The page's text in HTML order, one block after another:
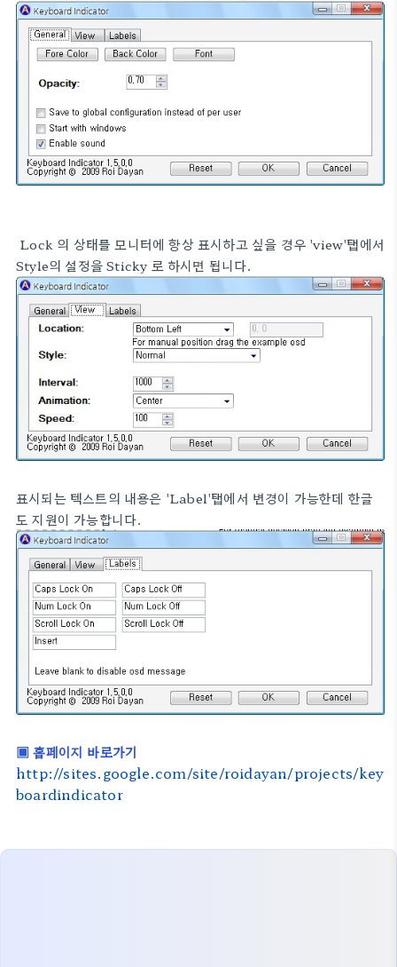
Lock 의 상태를 모니터에 항상 표시하고 싶을 경우 'view'탭에서
Style의 설정을 Sticky 로 하시면 됩니다.
표시되는 텍스트의 내용은 'Label'탭에서 변경이 가능한데 한글
도 지원이 가능합니다.
▣ 홈페이지 바로가기
http://sites.google.com/site/roidayan/projects/key
boardindicator